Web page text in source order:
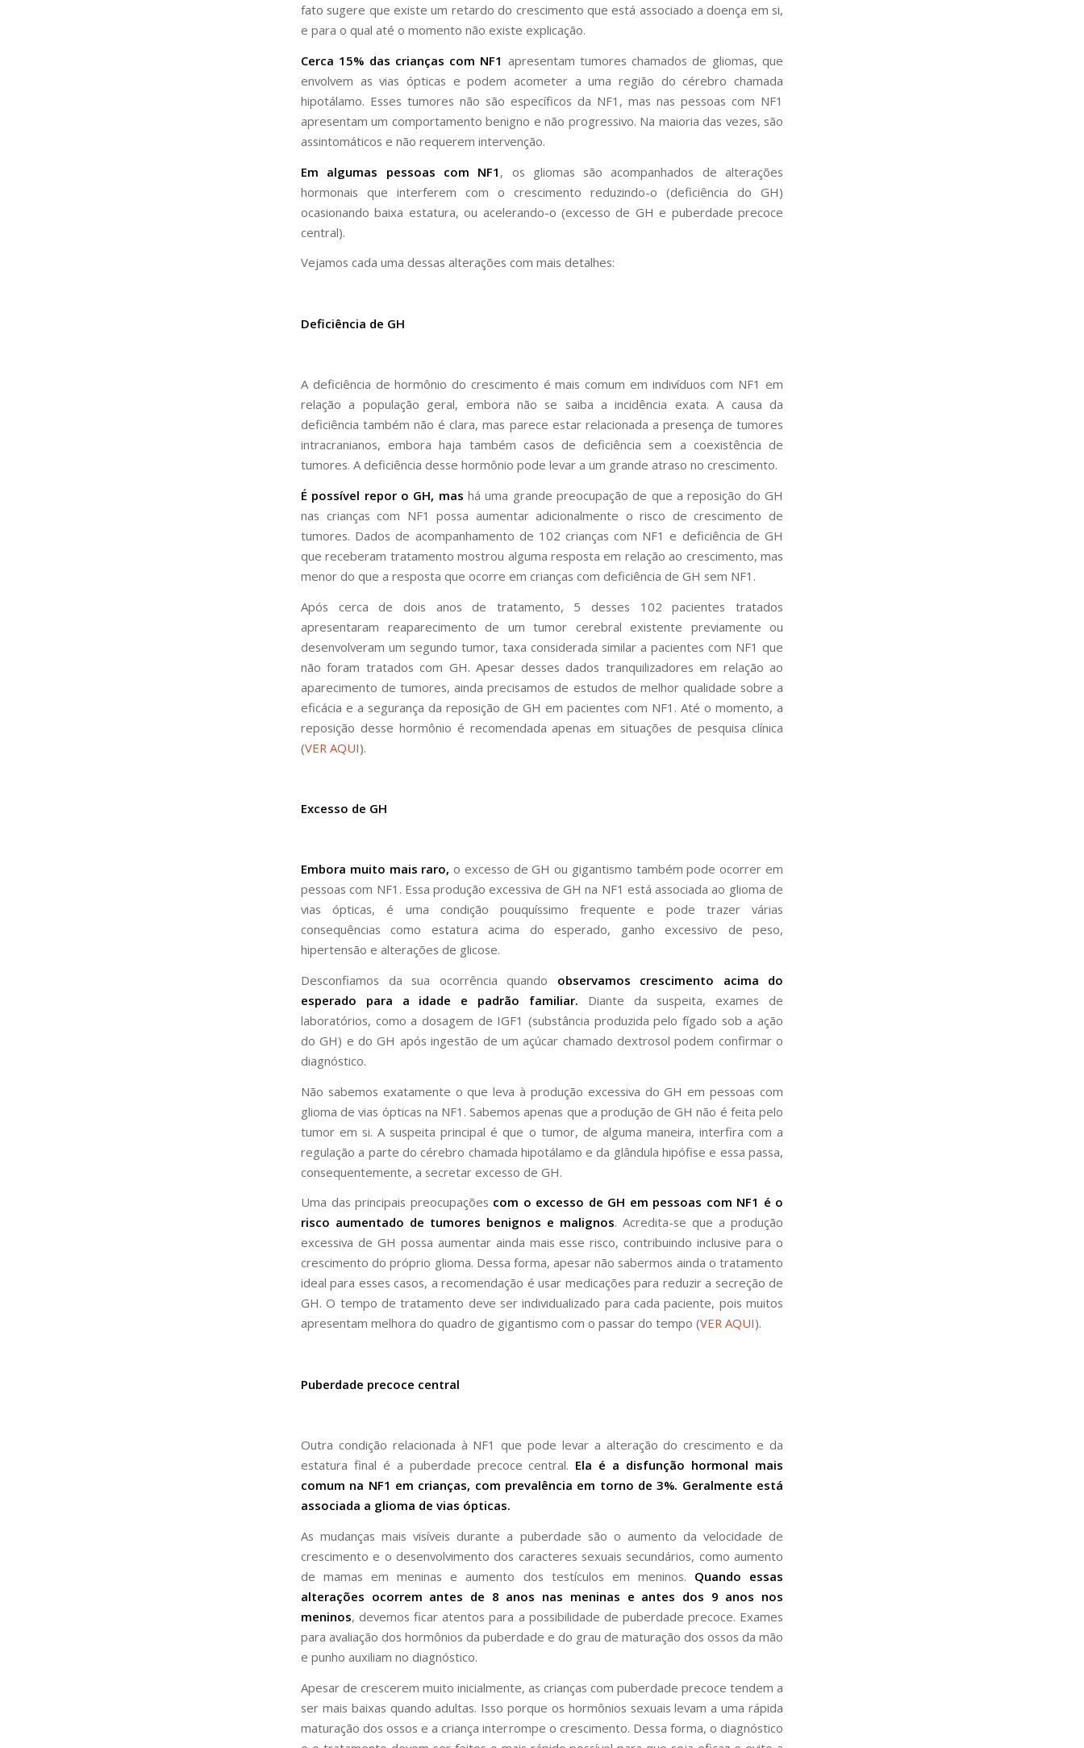
fato sugere que existe um retardo do crescimento que está associado a doença em si,
e para o qual até o momento não existe explicação.
Cerca 15% das crianças com NF1 apresentam tumores chamados de gliomas, que
envolvem as vias ópticas e podem acometer a uma região do cérebro chamada
hipotálamo. Esses tumores não são específicos da NF1, mas nas pessoas com NF1
apresentam um comportamento benigno e não progressivo. Na maioria das vezes, são
assintomáticos e não requerem intervenção.
Em algumas pessoas com NF1 , os gliomas são acompanhados de alterações
hormonais que interferem com o crescimento reduzindo-o (deficiência do GH)
ocasionando baixa estatura, ou acelerando-o (excesso de GH e puberdade precoce
central).
Vejamos cada uma dessas alterações com mais detalhes:
Deficiência de GH
A deficiência de hormônio do crescimento é mais comum em indivíduos com NF1 em
relação a população geral, embora não se saiba a incidência exata. A causa da
deficiência também não é clara, mas parece estar relacionada a presença de tumores
intracranianos, embora haja também casos de deficiência sem a coexistência de
tumores. A deficiência desse hormônio pode levar a um grande atraso no crescimento.
É possível repor o GH, mas há uma grande preocupação de que a reposição do GH
nas crianças com NF1 possa aumentar adicionalmente o risco de crescimento de
tumores. Dados de acompanhamento de 102 crianças com NF1 e deficiência de GH
que receberam tratamento mostrou alguma resposta em relação ao crescimento, mas
menor do que a resposta que ocorre em crianças com deficiência de GH sem NF1.
Após cerca de dois anos de tratamento, 5 desses 102 pacientes tratados
apresentaram reaparecimento de um tumor cerebral existente previamente ou
desenvolveram um segundo tumor, taxa considerada similar a pacientes com NF1 que
não foram tratados com GH. Apesar desses dados tranquilizadores em relação ao
aparecimento de tumores, ainda precisamos de estudos de melhor qualidade sobre a
eficácia e a segurança da reposição de GH em pacientes com NF1. Até o momento, a
reposição desse hormônio é recomendada apenas em situações de pesquisa clínica
(VER AQUI).
Excesso de GH
Embora muito mais raro, o excesso de GH ou gigantismo também pode ocorrer em
pessoas com NF1. Essa produção excessiva de GH na NF1 está associada ao glioma de
vias ópticas, é uma condição pouquíssimo frequente e pode trazer várias
consequências como estatura acima do esperado, ganho excessivo de peso,
hipertensão e alterações de glicose.
Desconfiamos da sua ocorrência quando observamos crescimento acima do
esperado para a idade e padrão familiar. Diante da suspeita, exames de
laboratórios, como a dosagem de IGF1 (substância produzida pelo fígado sob a ação
do GH) e do GH após ingestão de um açúcar chamado dextrosol podem confirmar o
diagnóstico.
Não sabemos exatamente o que leva à produção excessiva do GH em pessoas com
glioma de vias ópticas na NF1. Sabemos apenas que a produção de GH não é feita pelo
tumor em si. A suspeita principal é que o tumor, de alguma maneira, interfira com a
regulação a parte do cérebro chamada hipotálamo e da glândula hipófise e essa passa,
consequentemente, a secretar excesso de GH.
Uma das principais preocupações com o excesso de GH em pessoas com NF1 é o
risco aumentado de tumores benignos e malignos. Acredita-se que a produção
excessiva de GH possa aumentar ainda mais esse risco, contribuindo inclusive para o
crescimento do próprio glioma. Dessa forma, apesar não sabermos ainda o tratamento
ideal para esses casos, a recomendação é usar medicações para reduzir a secreção de
GH. O tempo de tratamento deve ser individualizado para cada paciente, pois muitos
apresentam melhora do quadro de gigantismo com o passar do tempo (VER AQUI).
Puberdade precoce central
Outra condição relacionada à NF1 que pode levar a alteração do crescimento e da
estatura final é a puberdade precoce central. Ela é a disfunção hormonal mais
comum na NF1 em crianças, com prevalência em torno de 3%. Geralmente está
associada a glioma de vias ópticas.
As mudanças mais visíveis durante a puberdade são o aumento da velocidade de
crescimento e o desenvolvimento dos caracteres sexuais secundários, como aumento
de mamas em meninas e aumento dos testículos em meninos. Quando essas
alterações ocorrem antes de 8 anos nas meninas e antes dos 9 anos nos
meninos, devemos ficar atentos para a possibilidade de puberdade precoce. Exames
para avaliação dos hormônios da puberdade e do grau de maturação dos ossos da mão
e punho auxiliam no diagnóstico.
Apesar de crescerem muito inicialmente, as crianças com puberdade precoce tendem a
ser mais baixas quando adultas. Isso porque os hormônios sexuais levam a uma rápida
maturação dos ossos e a criança interrompe o crescimento. Dessa forma, o diagnóstico